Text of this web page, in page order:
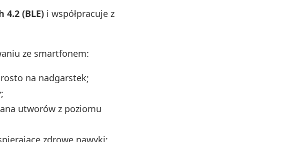
4.2 (BLE) i współpracuje z
ze smartfonem:
na nadgarstek;
utworów z poziomu
zdrowe nawyki;